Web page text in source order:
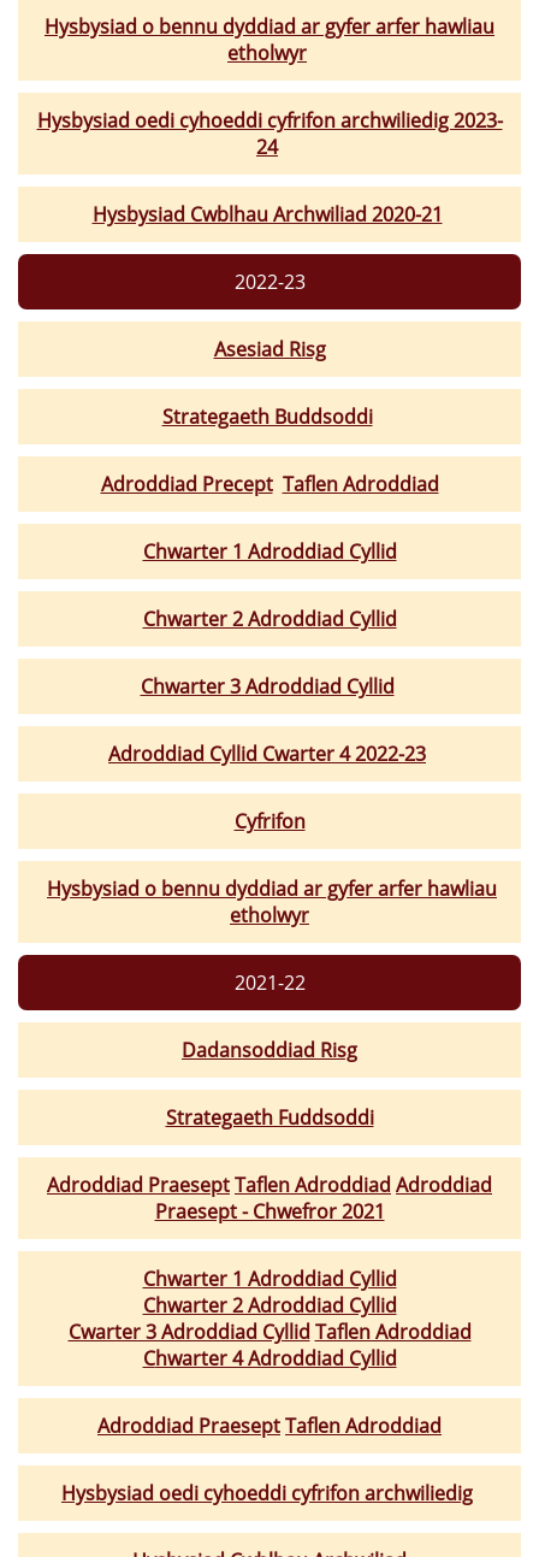
Hysbysiad o bennu dyddiad ar gyfer arfer hawliau
etholwyr
Hysbysiad oedi cyhoeddi cyfrifon archwiliedig 2023-
24
Hysbysiad Cwblhau Archwiliad 2020-21
2022-23
Asesiad Risg
Strategaeth Buddsoddi
Adroddiad Precept Taflen Adroddiad
Chwarter 1 Adroddiad Cyllid
Chwarter 2 Adroddiad Cyllid
Chwarter 3 Adroddiad Cyllid
Adroddiad Cyllid Cwarter 4 2022-23
Cyfrifon
Hysbysiad o bennu dyddiad ar gyfer arfer hawliau
etholwyr
2021-22
Dadansoddiad Risg
Strategaeth Fuddsoddi
Adroddiad PraeseptTaflen Adroddiad Adroddiad
Praesept - Chwefror 2021
Chwarter 1 Adroddiad Cyllid
Chwarter 2 Adroddiad Cyllid
Cwarter 3 Adroddiad Cyllid Taflen Adroddiad
Chwarter 4 Adroddiad Cyllid
Adroddiad PraeseptTaflen Adroddiad
Hysbysiad oedi cyhoeddi cyfrifon archwiliedig